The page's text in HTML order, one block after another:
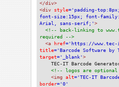
</div>
<div style='padding-
font-size:15px; font-family:
Arial, sans-serif;'>
<!-- back-linking to
required -->
<a href='https://www.tec-
title='Barcode Software by
target='_blank'>
TEC-IT Barcode
<!-- logos are
<img alt='TEC-IT
border='0'